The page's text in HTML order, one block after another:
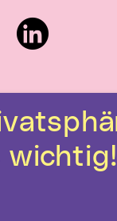
wichtig!
LinkedIn